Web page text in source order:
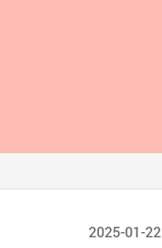
2025-01-22